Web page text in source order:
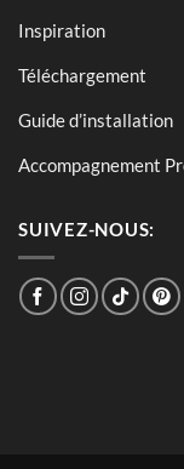
Inspiration
Téléchargement
Guide d’installation
Accompagnement
SUIVEZ-NOUS: